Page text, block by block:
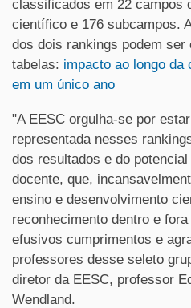
classificados em 22 campos
científico e 176 subcampos.
dos dois rankings podem ser
tabelas: impacto ao longo da
em um único ano
"A EESC orgulha-se por
representada nesses
dos resultados e do
docente, que,
ensino e desenvolvimento
reconhecimento dentro e
efusivos cumprimentos e
professores desse seleto
diretor da EESC, professor
Wendland.